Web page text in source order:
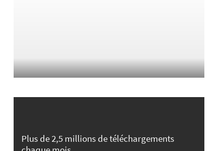
Plus de 2,5 millions de téléchargements